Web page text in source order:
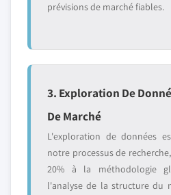
prévisions de marché fiables.
3. Exploration De
De Marché
L'exploration de données
notre processus de
20% à la méthodologie
l'analyse de la structure du